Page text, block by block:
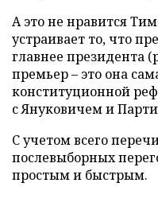
А это не нравится
устраивает то, что
главнее президента
премьер – это она
конституционной
с Януковичем и
С учетом всего
послевыборных
простым и быстрым.